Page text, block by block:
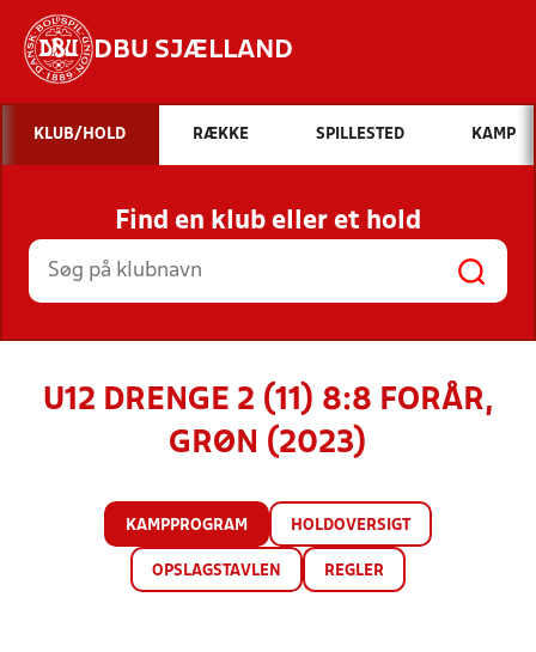
DBU SJÆLLAND
Hvad vil du søge efter?
INDHOLD OG NYHEDER
STILLINGER, RESULTATER, KLUBBER OG
HOLD
KLUB/HOLD RÆKKE SPILLESTED KAMP
Find en klub eller et hold
U12 DRENGE 2 (11) 8:8 FORÅR,
GRØN (2023)
KAMPPROGRAM HOLDOVERSIGT
OPSLAGSTAVLEN REGLER